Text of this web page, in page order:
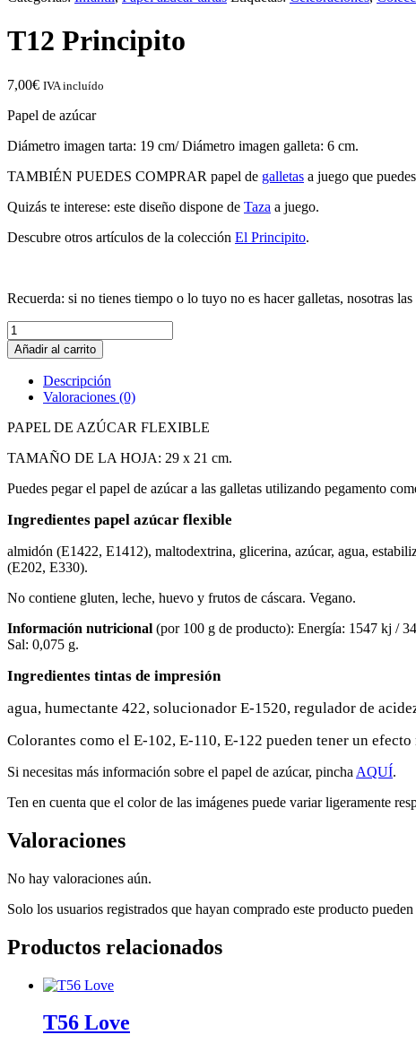
T12 Principito
7,00€ IVA incluído
Papel de azúcar
Diámetro imagen tarta: 19 cm/ Diámetro imagen galleta: 6 cm.
TAMBIÉN PUEDES COMPRAR papel de galletas a juego que
Quizás te interese: este diseño dispone de Taza a juego.
Descubre otros artículos de la colección El Principito.
Recuerda: si no tienes tiempo o lo tuyo no es hacer galletas, nosotras
T12
Principito
cantidad
Añadir al carrito
Descripción
Valoraciones (0)
PAPEL DE AZÚCAR FLEXIBLE
TAMAÑO DE LA HOJA: 29 x 21 cm.
Puedes pegar el papel de azúcar a las galletas utilizando pegamento
Ingredientes papel azúcar flexible
almidón (E1422, E1412), maltodextrina, glicerina, azúcar, agua,
(E202, E330).
No contiene gluten, leche, huevo y frutos de cáscara. Vegano.
Información nutricional (por 100 g de producto): Energía: 1547 kj /
Sal: 0,075 g.
Ingredientes tintas de impresión
agua, humectante 422, solucionador E-1520, regulador de
Colorantes como el E-102, E-110, E-122 pueden tener un
Si necesitas más información sobre el papel de azúcar, pincha AQUÍ.
Ten en cuenta que el color de las imágenes puede variar ligeramente
Valoraciones
No hay valoraciones aún.
Solo los usuarios registrados que hayan comprado este producto
Productos relacionados
T56 Love